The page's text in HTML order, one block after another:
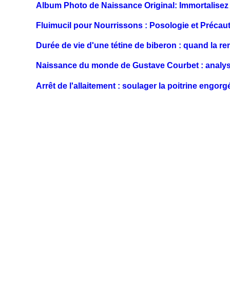
Album Photo de Naissance Original:
Fluimucil pour Nourrissons : Posologie et
Durée de vie d'une tétine de biberon : quand la
Naissance du monde de Gustave Courbet :
Arrêt de l'allaitement : soulager la poitrine